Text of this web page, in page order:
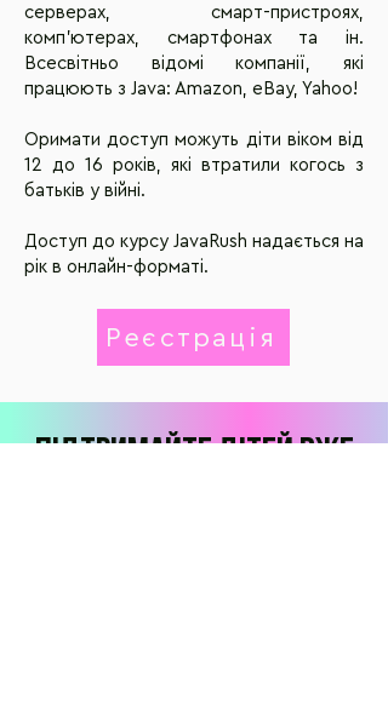
серверах, смарт-пристроях,
комп'ютерах, смартфонах та ін.
Всесвітньо відомі компанії, які
працюють з Java: Amazon, eBay, Yahoo!
Оримати доступ можуть діти віком від
12 до 16 років, які втратили когось з
батьків у війні.
Доступ до курсу JavaRush надається на
рік в онлайн-форматі.
Реєстрація
Пiдтримайте дiтей вже